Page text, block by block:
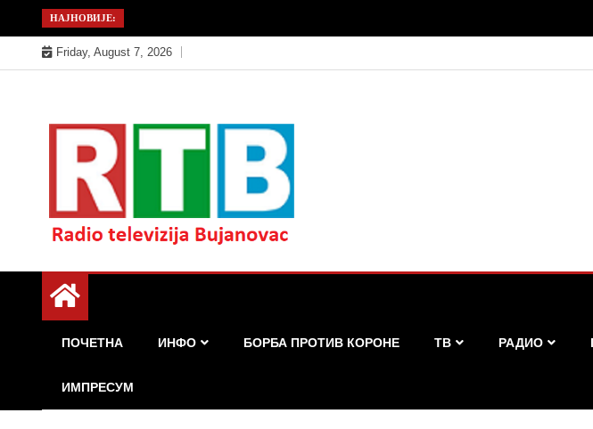
to
content
НАЈНОВИЈЕ:
Friday, August 7, 2026
РТБ Бујановац
ПОЧЕТНА ИНФО БОРБА ПРОТИВ КОРОНЕ ТВ РАДИО
ИМПРЕСУМ